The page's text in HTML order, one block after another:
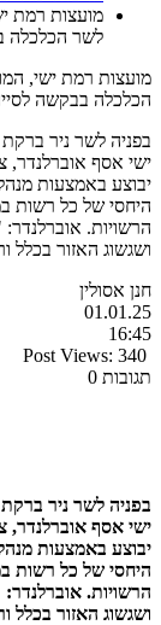
מועצות רמת
לשר הכלכלה
מועצות רמת ישי,
הכלכלה בבקשה
בפניה לשר ניר
ישי אסף אוברלנדר,
יבוצע באמצעות
היחסי של כל רשות
הרשויות.
ושגשוג האזור
חנן אסולין
01.01.25
16:45
Post Views: 340
תגובות 0
בפניה לשר ניר
ישי אסף אוברלנדר,
יבוצע באמצעות
היחסי של כל רשות
הרשויות.
ושגשוג האזור בכלל